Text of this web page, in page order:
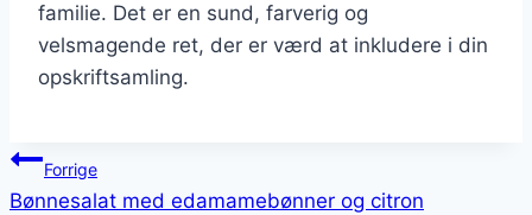
familie. Det er en sund, farverig og
velsmagende ret, der er værd at inkludere i din
opskriftsamling.
Indlægsnavigation
Forrige
Bønnesalat med edamamebønner og citron